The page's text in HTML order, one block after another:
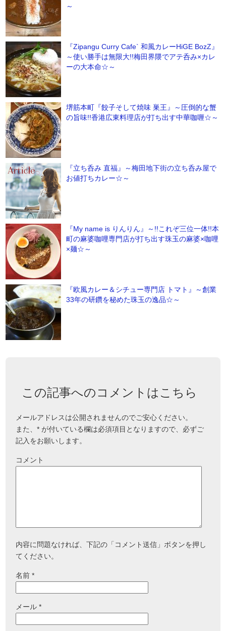
～
『Zipangu Curry Cafe` 和風カレーHiGE BozZ』
～使い勝手は無限大!!梅田界隈でアテ呑み×カレ
ーの大本命☆～
堺筋本町『餃子そして焼味 巣王』～圧倒的な蟹
の旨味!!香港広東料理店が打ち出す中華咖喱☆～
『立ち呑み 直福』～梅田地下街の立ち呑み屋で
お値打ちカレー☆～
『My name is りんりん』～!!これぞ三位一体!!本
町の麻婆咖哩専門店が打ち出す珠玉の麻婆×咖哩
×麺☆～
『欧風カレー＆シチュー専門店 トマト』～創業
33年の研鑽を秘めた珠玉の逸品☆～
この記事へのコメントはこちら
メールアドレスは公開されませんのでご安心ください。
また、* が付いている欄は必須項目となりますので、必ずご
記入をお願いします。
コメント
内容に問題なければ、下記の「コメント送信」ボタンを押し
てください。
名前*
メール*